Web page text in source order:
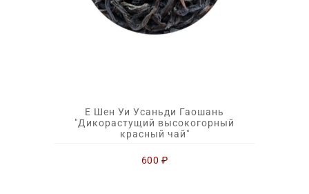
Е Шен Уи Усаньди Гаошань
"Дикорастущий высокогорный
красный чай"
600 ₽